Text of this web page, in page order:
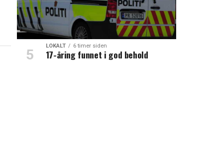
LOKALT 6 timer siden
17-åring funnet i god behold